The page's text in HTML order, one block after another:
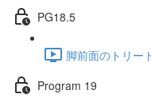
PG18.5
脚前面のトリー
Program 19